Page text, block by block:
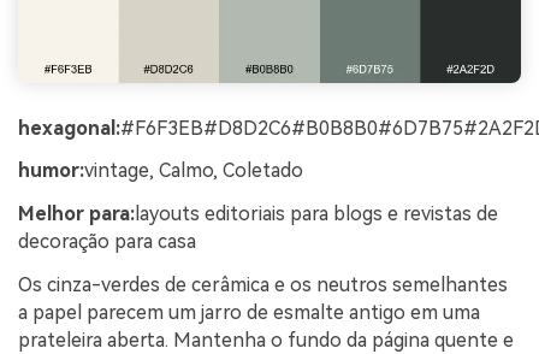
hexagonal:
humor:vintage, Calmo, Coletado
Melhor para: layouts editoriais para blogs e revistas de
decoração para casa
Os cinza-verdes de cerâmica e os neutros semelhantes
a papel parecem um jarro de esmalte antigo em uma
prateleira aberta. Mantenha o fundo da página quente e